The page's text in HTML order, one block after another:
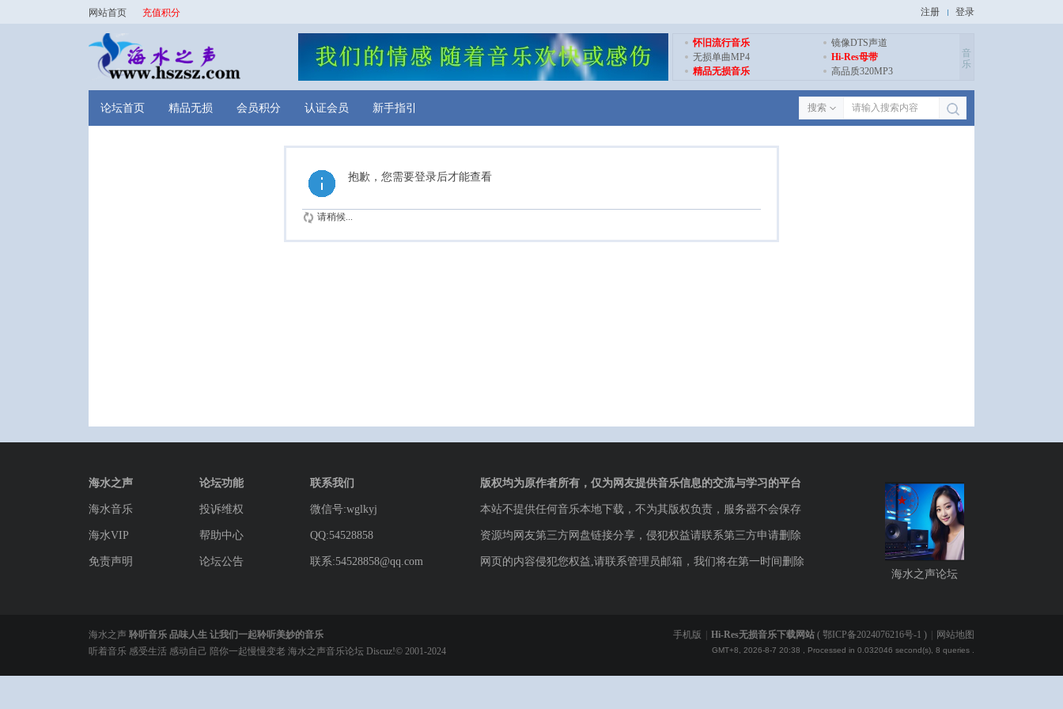
网站首页 充值积分 注册 登录
怀旧流行音乐
镜像DTS声道
无损单曲MP4
Hi-Res母带
精品无损音乐
高品质320MP3
音
乐
论坛首页 精品无损 会员积分 认证会员 新手指引 搜索
抱歉，您需要登录后才能查看
请稍候...
海水之声
海水音乐
海水VIP
免责声明
论坛功能
投诉维权
帮助中心
论坛公告
联系我们
微信号:wglkyj
QQ:54528858
联系:54528858@qq.com
版权均为原作者所有，仅为网友提供音乐信息的交流与学习的平台
本站不提供任何音乐本地下载，不为其版权负责，服务器不会保存
资源均网友第三方网盘链接分享，侵犯权益请联系第三方申请删除
网页的内容侵犯您权益,请联系管理员邮箱，我们将在第一时间删除
海水之声论坛
手机版 Hi-Res无损音乐下载网站 ( 鄂ICP备2024076216号-1 ) 网站地图
GMT+8, 2026-8-7 20:38 , Processed in 0.032046 second(s), 8 queries .
海水之声 聆听音乐 品味人生 让我们一起聆听美妙的音乐
听着音乐 感受生活 感动自己 陪你一起慢慢变老 海水之声音乐论坛 Discuz!© 2001-2024